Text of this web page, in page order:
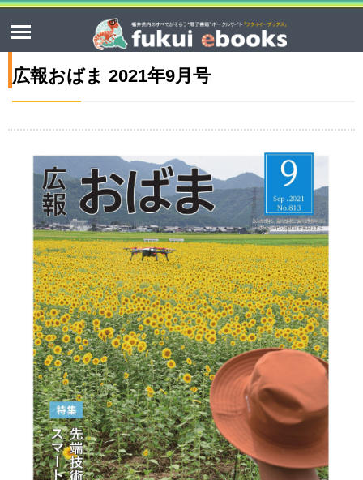
広報おばま 2021年9月号